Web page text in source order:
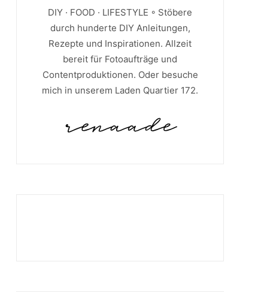
DIY · FOOD · LIFESTYLE ◦ Stöbere
durch hunderte DIY Anleitungen,
Rezepte und Inspirationen. Allzeit
bereit für Fotoaufträge und
Contentproduktionen. Oder besuche
mich in unserem Laden Quartier 172.